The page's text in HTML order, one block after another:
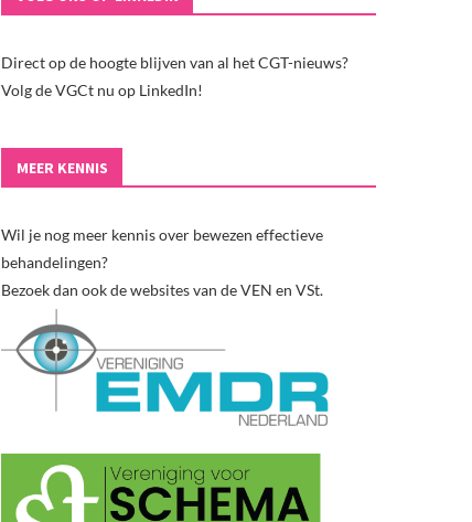
Direct op de hoogte blijven van al het CGT-nieuws?
Volg de VGCt nu op LinkedIn!
MEER KENNIS
Wil je nog meer kennis over bewezen effectieve
behandelingen?
Bezoek dan ook de websites van de VEN en VSt.